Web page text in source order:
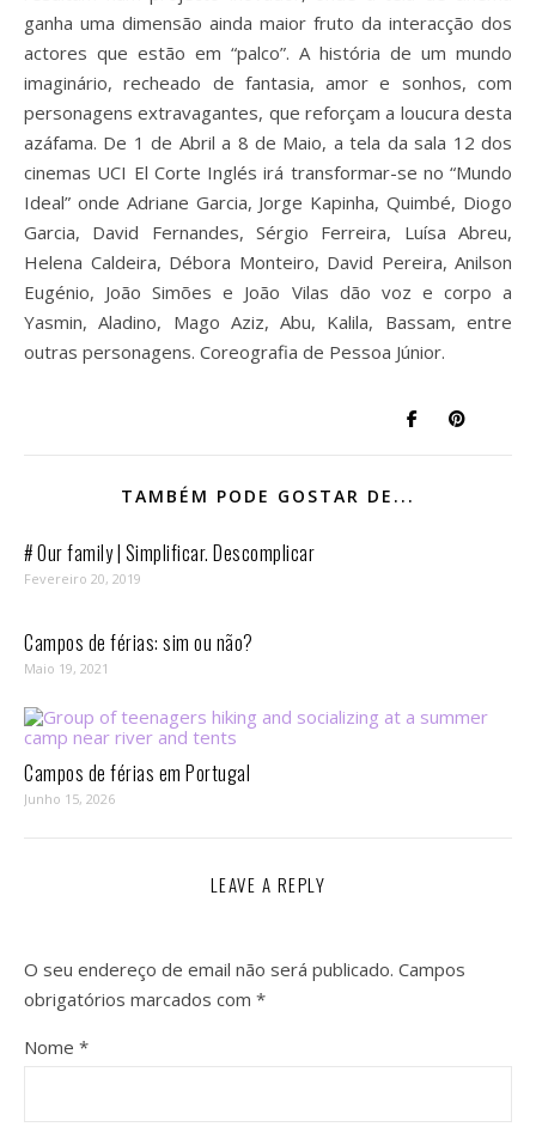
ganha uma dimensão ainda maior fruto da interacção dos
actores que estão em “palco”. A história de um mundo
imaginário, recheado de fantasia, amor e sonhos, com
personagens extravagantes, que reforçam a loucura desta
azáfama. De 1 de Abril a 8 de Maio, a tela da sala 12 dos
cinemas UCI El Corte Inglés irá transformar-se no “Mundo
Ideal” onde Adriane Garcia, Jorge Kapinha, Quimbé, Diogo
Garcia, David Fernandes, Sérgio Ferreira, Luísa Abreu,
Helena Caldeira, Débora Monteiro, David Pereira, Anilson
Eugénio, João Simões e João Vilas dão voz e corpo a
Yasmin, Aladino, Mago Aziz, Abu, Kalila, Bassam, entre
outras personagens. Coreografia de Pessoa Júnior.
TAMBÉM PODE GOSTAR DE...
# Our family | Simplificar. Descomplicar
Fevereiro 20, 2019
Campos de férias: sim ou não?
Maio 19, 2021
Campos de férias em Portugal
Junho 15, 2026
LEAVE A REPLY
O seu endereço de email não será publicado. Campos
obrigatórios marcados com *
Nome *